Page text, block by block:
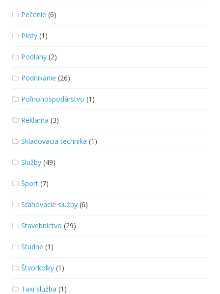
Pečenie (6)
Ploty (1)
Podlahy (2)
Podnikanie (26)
Poľnohospodárstvo (1)
Reklama (3)
Skladovacia technika (1)
Služby (49)
Šport (7)
Sťahovacie služby (6)
Stavebníctvo (29)
Studne (1)
Štvorkolky (1)
Taxi služba (1)